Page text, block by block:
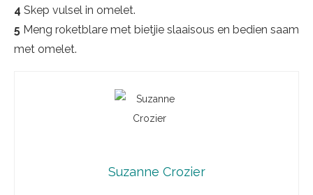
4 Skep vulsel in omelet.
5 Meng roketblare met bietjie slaaisous en bedien saam
met omelet.
Suzanne Crozier